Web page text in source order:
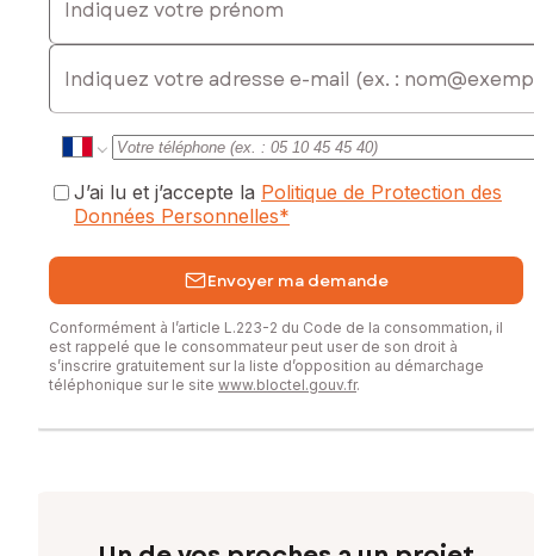
E-mail
J’ai lu et j’accepte la Politique de Protection des
Données Personnelles*
Envoyer ma demande
Conformément à l’article L.223-2 du Code de la consommation, il
est rappelé que le consommateur peut user de son droit à
s’inscrire gratuitement sur la liste d’opposition au démarchage
téléphonique sur le site www.bloctel.gouv.fr.